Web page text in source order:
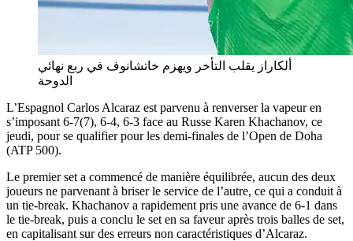
ألكاراز يقلب التأخر ويهزم خاتشانوف في ربع نهائي
الدوحة
L’Espagnol Carlos Alcaraz est parvenu à renverser la vapeur en
s’imposant 6-7(7), 6-4, 6-3 face au Russe Karen Khachanov, ce
jeudi, pour se qualifier pour les demi-finales de l’Open de Doha
(ATP 500).
Le premier set a commencé de manière équilibrée, aucun des deux
joueurs ne parvenant à briser le service de l’autre, ce qui a conduit à
un tie-break. Khachanov a rapidement pris une avance de 6-1 dans
le tie-break, puis a conclu le set en sa faveur après trois balles de set,
en capitalisant sur des erreurs non caractéristiques d’Alcaraz.